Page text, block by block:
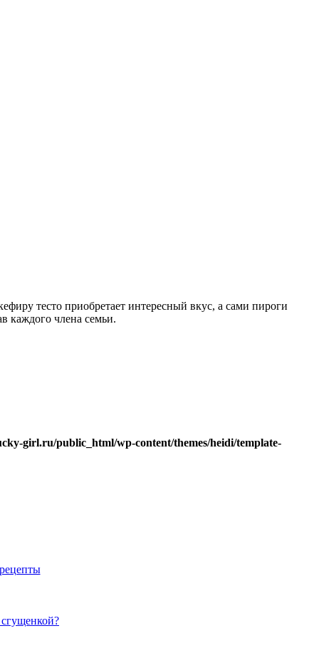
тесто приобретает интересный вкус, а сами пироги
члена семьи.
girl.ru/public_html/wp-content/themes/heidi/template-